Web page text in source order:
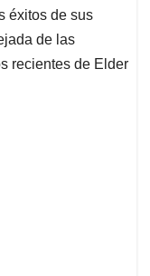
éxitos de sus
de las
recientes de Elder